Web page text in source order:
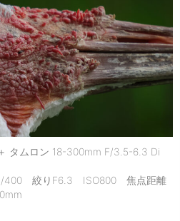
タムロン 18-300mm F/3.5-6.3 Di
1/400 絞りF6.3 ISO800 焦点距離